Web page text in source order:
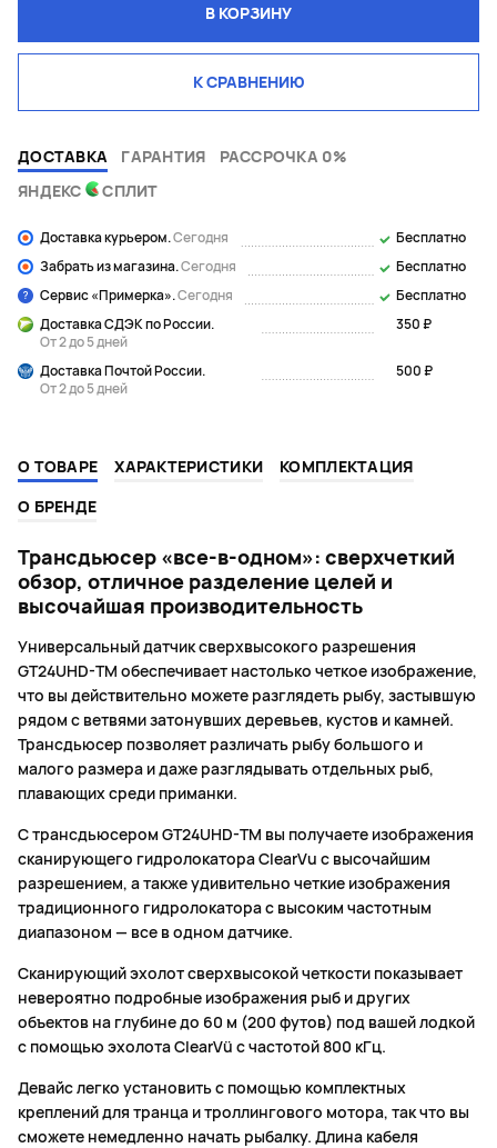
В КОРЗИНУ
К СРАВНЕНИЮ
ДОСТАВКА ГАРАНТИЯ
РАССРОЧКА 0%
ЯНДЕКС
СПЛИТ
Доставка курьером.Сегодня
Бесплатно
Забрать из магазина.Сегодня
Бесплатно
Сервис «Примерка».Сегодня
Бесплатно
Доставка СДЭК по России.
От 2 до 5 дней
350 ₽
Доставка Почтой России.
От 2 до 5 дней
500 ₽
О ТОВАРЕ ХАРАКТЕРИСТИКИ
КОМПЛЕКТАЦИЯ
О БРЕНДЕ
Трансдьюсер «все-в-одном»: сверхчеткий
обзор, отличное разделение целей и
высочайшая производительность
Универсальный датчик сверхвысокого разрешения
GT24UHD-TM обеспечивает настолько четкое изображение,
что вы действительно можете разглядеть рыбу, застывшую
рядом с ветвями затонувших деревьев, кустов и камней.
Трансдьюсер позволяет различать рыбу большого и
малого размера и даже разглядывать отдельных рыб,
плавающих среди приманки.
С трансдьюсером GT24UHD-TM вы получаете изображения
сканирующего гидролокатора ClearVu с высочайшим
разрешением, а также удивительно четкие изображения
традиционного гидролокатора с высоким частотным
диапазоном — все в одном датчике.
Сканирующий эхолот сверхвысокой четкости показывает
невероятно подробные изображения рыб и других
объектов на глубине до 60 м (200 футов) под вашей лодкой
с помощью эхолота ClearVü с частотой 800 кГц.
Девайс легко установить с помощью комплектных
креплений для транца и троллингового мотора, так что вы
сможете немедленно начать рыбалку. Длина кабеля